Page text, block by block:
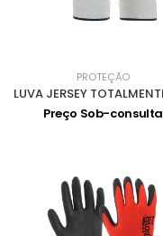
PROTEÇÃO
Preço Sob-consulta